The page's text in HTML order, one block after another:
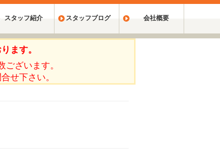
スタッフ紹介 スタッフブログ 会社概要
ます。
ざいます。
せ下さい。